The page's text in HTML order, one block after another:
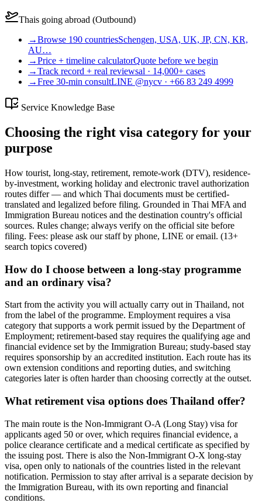
Thais going abroad (Outbound)
→Browse 190 countriesSchengen, USA, UK, JP, CN, KR,
AU…
→Price + timeline calculatorQuote before we begin
→Track record + real reviewsal · 14,000+ cases
→Free 30-min consultLINE @nycv · +66 83 249 4999
Service Knowledge Base
Choosing the right visa category for your
purpose
How tourist, long-stay, retirement, remote-work (DTV), residence-
by-investment, working holiday and electronic travel authorization
routes differ — and which Thai documents must be certified-
translated and legalized before filing. Grounded in Thai MFA and
Immigration Bureau notices and the destination country's official
sources. Rules change; always verify on the official site before
filing. Fees: please ask our staff by phone, LINE or email. (13+
search topics covered)
How do I choose between a long-stay programme
and an ordinary visa?
Start from the activity you will actually carry out in Thailand, not
from the label of the programme. Employment requires a visa
category that supports a work permit issued by the Department of
Employment; retirement-based stay requires the qualifying age and
financial evidence set by the Immigration Bureau; study-based stay
requires sponsorship by an accredited institution. Each route has its
own extension conditions and reporting duties, and switching
categories later is often harder than choosing correctly at the outset.
What retirement visa options does Thailand offer?
The main route is the Non-Immigrant O-A (Long Stay) visa for
applicants aged 50 or over, which requires financial evidence, a
police clearance certificate and a medical certificate as specified by
the issuing post. There is also the Non-Immigrant O-X long-stay
visa, open only to nationals of the countries listed in the relevant
notification. Permission to stay after arrival is a separate decision by
the Immigration Bureau, with its own reporting and financial
conditions.